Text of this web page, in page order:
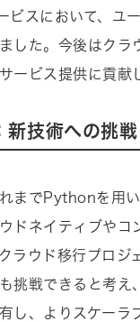
ビスにおいて、ユ
した。今後はクラ
ービス提供に貢献
新技術への挑
れまでPythonを用
ドネイティブやコ
ラウド移行プロジ
挑戦できると考え
し、よりスケーラ